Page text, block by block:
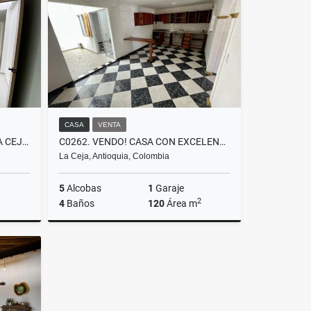
$6.900.000
T0528. ALQUILO! OFICINA EN LA CEJA CON SERVICIOS EN EL PARQUE
CASA VENTA
C0262. VENDO! CASA CON EXCELENTES ACABADO Y ESPACIOS EN RIONEGRO
La Ceja, Antioquia, Colombia
5Alcobas 1 Garaje
4 Baños 120Área m2